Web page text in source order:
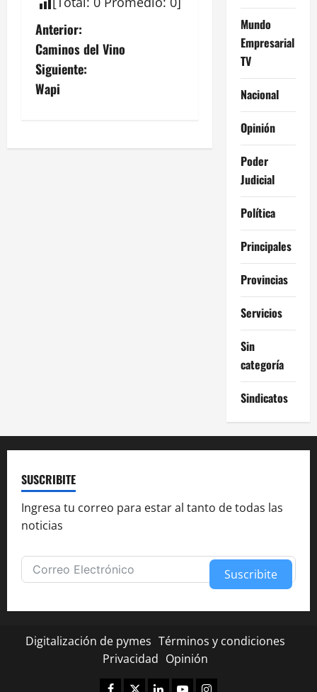
N
a
v
g
t
r
a
d
a
Anterior:
Caminos del Vino
Siguiente:
Wapi
Mundo
Empresarial
TV
Nacional
Opinión
Poder
Judicial
Política
Principales
Provincias
Servicios
Sin
categoría
Sindicatos
SUSCRIBITE
Ingresa tu correo para estar al tanto de todas las
noticias
Suscribite
Digitalización de pymes Términos y condiciones
Privacidad Opinión
Facebook
TwitterLinkedinYoutubeInstagram